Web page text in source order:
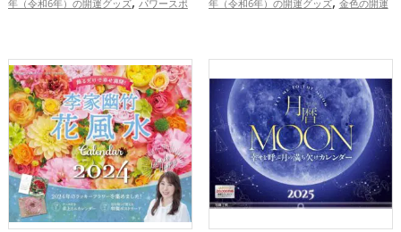
年（令和6年）の開運グッズ
パワースポ
富山県,東京都,東北地方,岩手県,三重
県,京都府,関東地方,静岡県,秋田県,甲
信越地方,熊本県,東海地方,山形県,宮
崎県,北陸地方,和歌山県,関西地方,沖
縄県,九州地方
家庭運・家族運アッ
プ,総合運・全体運アップ
年（令和6年）の開運グッズ 金色の開運
栃木県,沖縄県,九州地方
金運アッ
, 家庭運・家族運アップ,総合運・全体
運アップ